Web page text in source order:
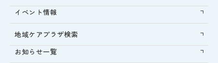
イベント情報
地域ケアプラザ検索
お知らせ一覧